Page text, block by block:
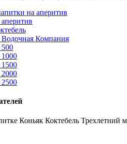
на аперитив
Компания
Коньяк Коктебель Трехлетний